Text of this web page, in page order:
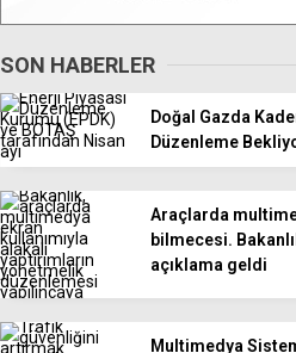
SON HABERLER
Doğal Gazda
Düzenleme
Araçlarda
bilmecesi.
açıklama geldi
Multimedya